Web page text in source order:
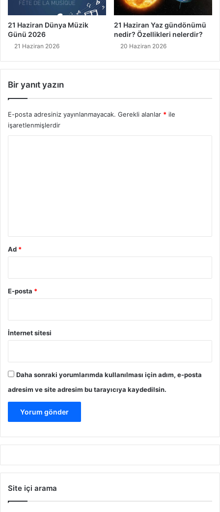
21 Haziran Dünya Müzik
Günü 2026
21 Haziran 2026
21 Haziran Yaz gündönümü
nedir? Özellikleri nelerdir?
20 Haziran 2026
Bir yanıt yazın
E-posta adresiniz yayınlanmayacak. Gerekli alanlar * ile
işaretlenmişlerdir
Ad *
E-posta *
İnternet sitesi
Daha sonraki yorumlarımda kullanılması için adım, e-posta
adresim ve site adresim bu tarayıcıya kaydedilsin.
Site içi arama